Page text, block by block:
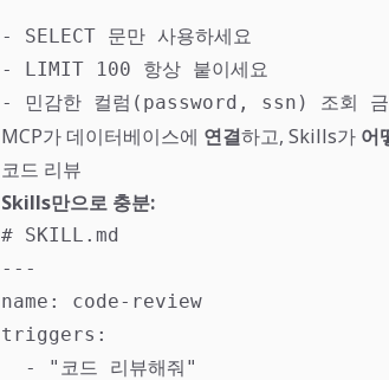
- SELECT 문만 사용하세요
- LIMIT 100 항상 붙이세요
- 민감한 컬럼(password, ssn) 조회 금
MCP가 데이터베이스에 연결하고, Skills가 어
코드 리뷰
Skills만으로 충분:
# SKILL.md
---
name: code-review
triggers:
  - "코드 리뷰해줘"